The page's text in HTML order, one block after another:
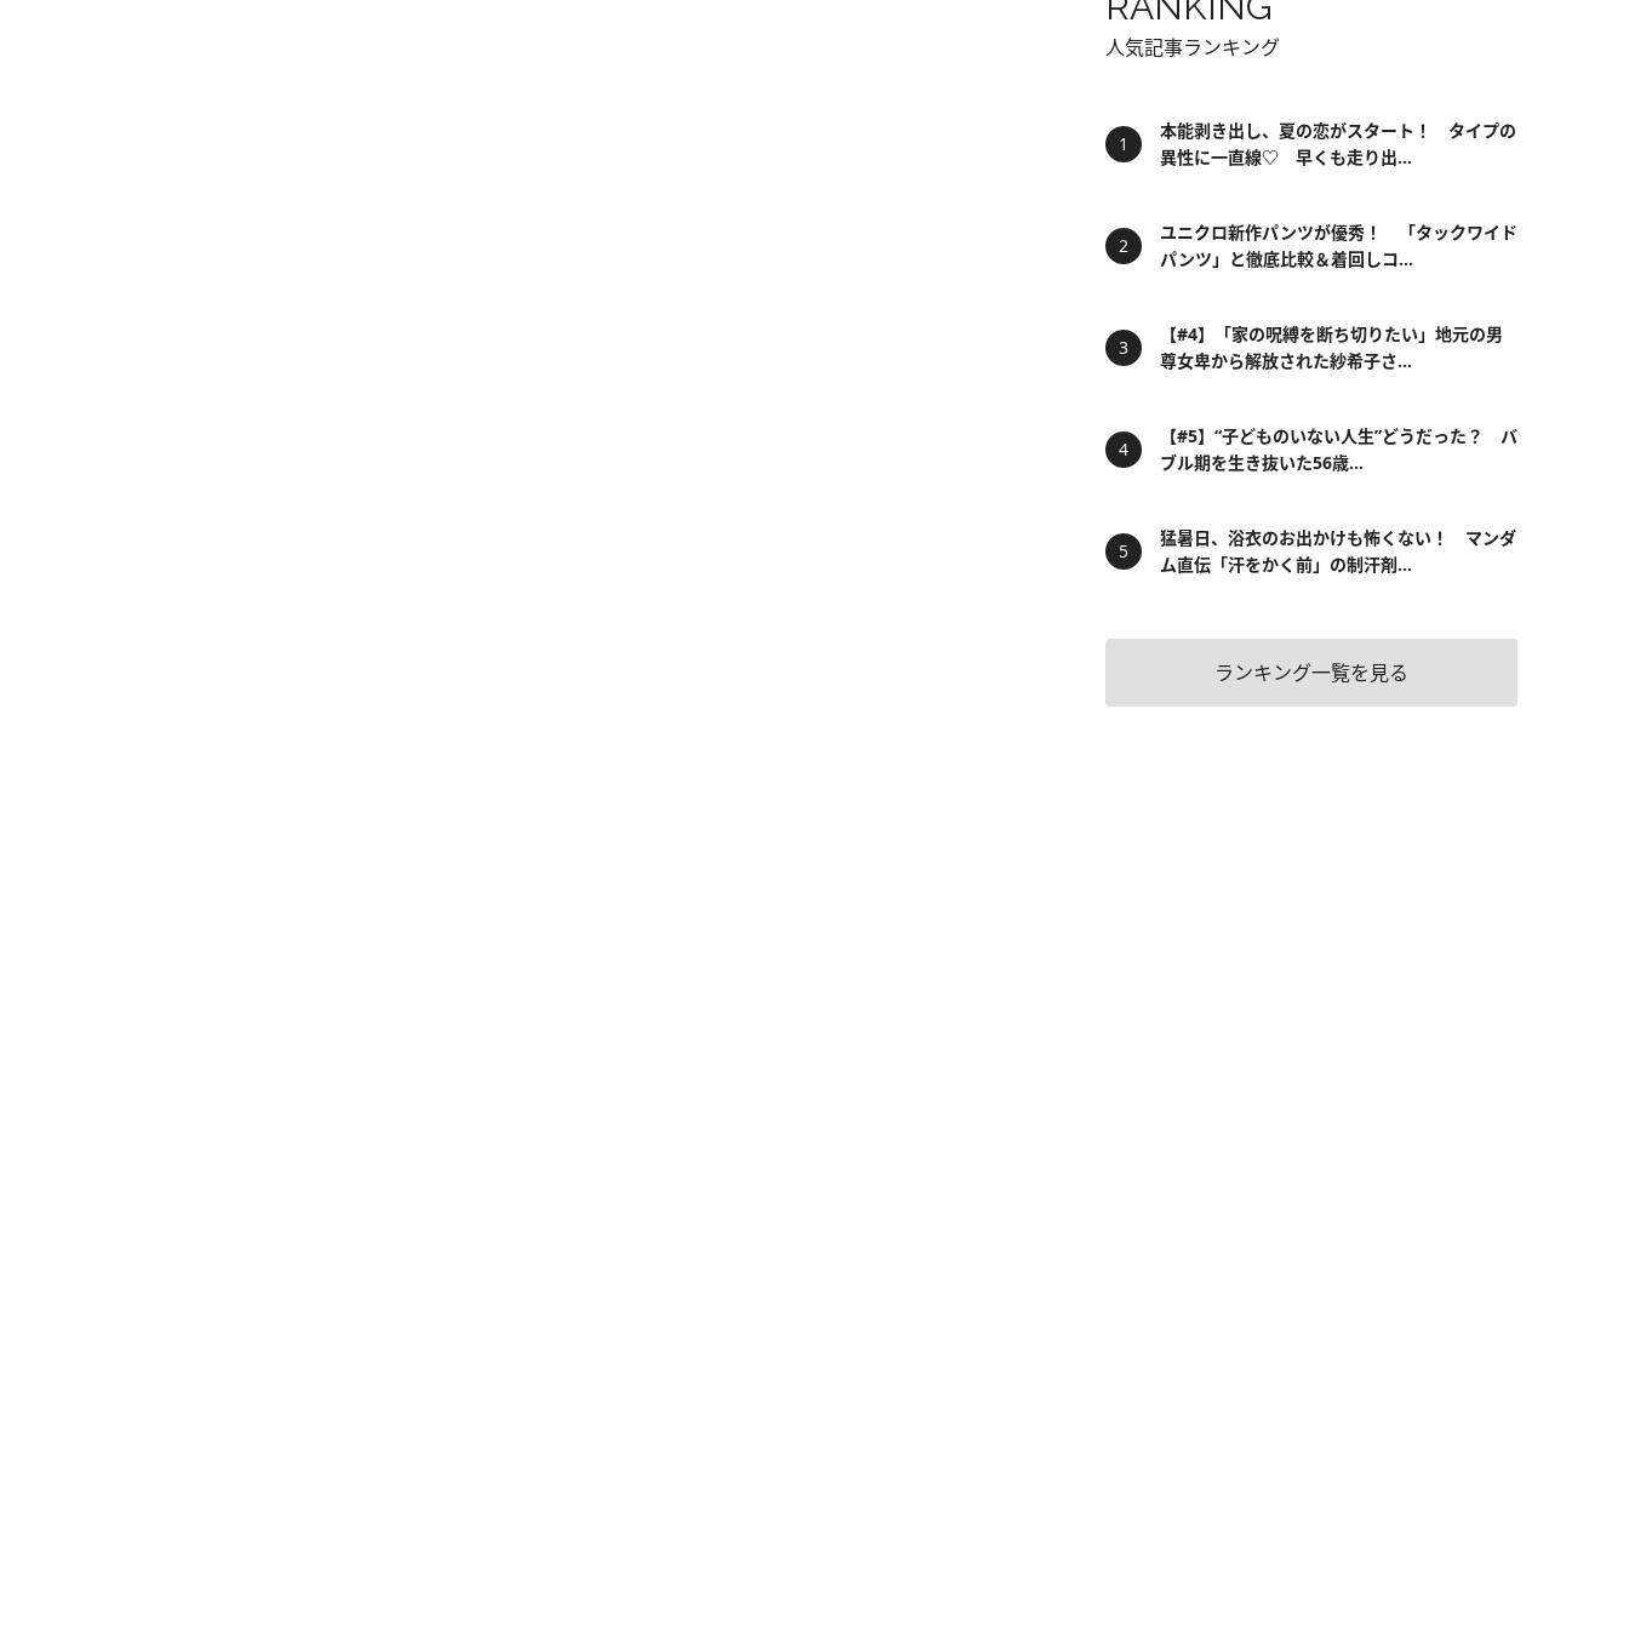
人気記事ランキング
本能剥き出し、夏の恋がスタート！ タイプの
異性に一直線♡ 早くも走り出...
ユニクロ新作パンツが優秀！ 「タックワイド
パンツ」と徹底比較＆着回しコ...
【#4】「家の呪縛を断ち切りたい」地元の男
尊女卑から解放された紗希子さ...
【#5】“子どものいない人生”どうだった？ バ
ブル期を生き抜いた56歳...
猛暑日、浴衣のお出かけも怖くない！ マンダ
ム直伝「汗をかく前」の制汗剤...
ランキング一覧を見る